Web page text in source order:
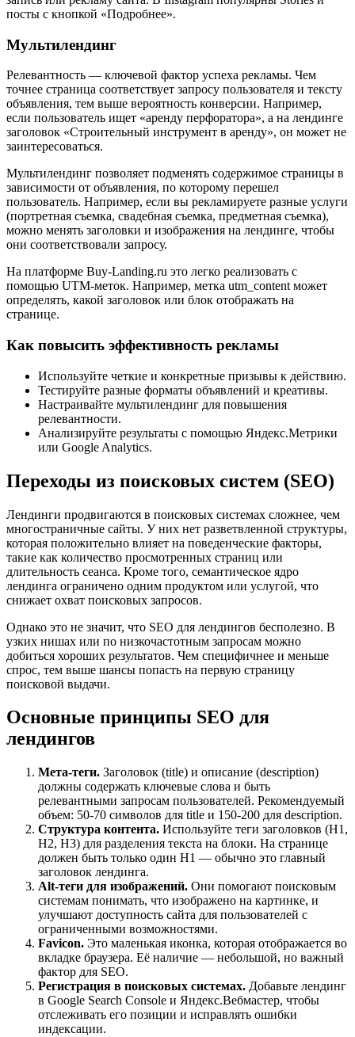
посты с кнопкой «Подробнее».
Мультилендинг
Релевантность — ключевой фактор успеха рекламы. Чем
точнее страница соответствует запросу пользователя и тексту
объявления, тем выше вероятность конверсии. Например,
если пользователь ищет «аренду перфоратора», а на лендинге
заголовок «Строительный инструмент в аренду», он может не
заинтересоваться.
Мультилендинг позволяет подменять содержимое страницы в
зависимости от объявления, по которому перешел
пользователь. Например, если вы рекламируете разные услуги
(портретная съемка, свадебная съемка, предметная съемка),
можно менять заголовки и изображения на лендинге, чтобы
они соответствовали запросу.
На платформе Buy-Landing.ru это легко реализовать с
помощью UTM-меток. Например, метка utm_content может
определять, какой заголовок или блок отображать на
странице.
Как повысить эффективность рекламы
Используйте четкие и конкретные призывы к действию.
Тестируйте разные форматы объявлений и креативы.
Настраивайте мультилендинг для повышения
релевантности.
Анализируйте результаты с помощью Яндекс.Метрики
или Google Analytics.
Переходы из поисковых систем (SEO)
Лендинги продвигаются в поисковых системах сложнее, чем
многостраничные сайты. У них нет разветвленной структуры,
которая положительно влияет на поведенческие факторы,
такие как количество просмотренных страниц или
длительность сеанса. Кроме того, семантическое ядро
лендинга ограничено одним продуктом или услугой, что
снижает охват поисковых запросов.
Однако это не значит, что SEO для лендингов бесполезно. В
узких нишах или по низкочастотным запросам можно
добиться хороших результатов. Чем специфичнее и меньше
спрос, тем выше шансы попасть на первую страницу
поисковой выдачи.
Основные принципы SEO для
лендингов
Мета-теги. Заголовок (title) и описание (description)
должны содержать ключевые слова и быть
релевантными запросам пользователей. Рекомендуемый
объем: 50-70 символов для title и 150-200 для description.
Структура контента. Используйте теги заголовков (H1,
H2, H3) для разделения текста на блоки. На странице
должен быть только один H1 — обычно это главный
заголовок лендинга.
Alt-теги для изображений. Они помогают поисковым
системам понимать, что изображено на картинке, и
улучшают доступность сайта для пользователей с
ограниченными возможностями.
Favicon. Это маленькая иконка, которая отображается во
вкладке браузера. Её наличие — небольшой, но важный
фактор для SEO.
Регистрация в поисковых системах. Добавьте лендинг
в Google Search Console и Яндекс.Вебмастер, чтобы
отслеживать его позиции и исправлять ошибки
индексации.